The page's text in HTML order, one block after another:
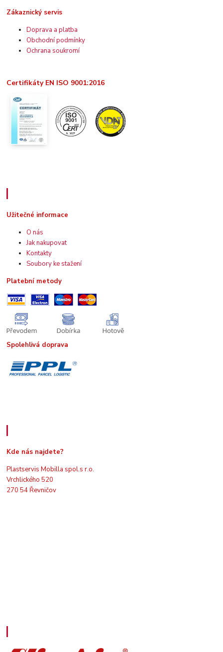
Zákaznický servis
Doprava a platba
Obchodní podmínky
Ochrana soukromí
Certifikáty EN ISO 9001:2016
Užitečné informace
O nás
Jak nakupovat
Kontakty
Soubory ke stažení
Platební metody
Spolehlivá doprava
Kde nás najdete?
Plastservis Mobilla spol.s r.o.
Vrchlického 520
270 54 Řevničov